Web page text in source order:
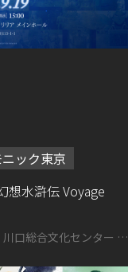
ック東京
想水滸伝 Voyage
口総合文化センター リ